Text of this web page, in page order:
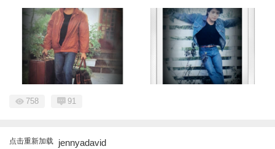
758 91
点击重新加载 jennyadavid